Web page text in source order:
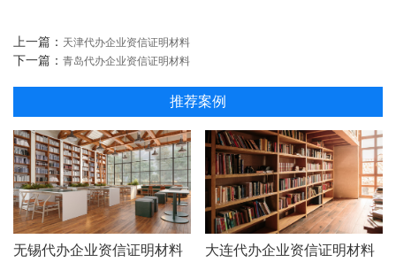
上一篇： 天津代办企业资信证明材料
下一篇： 青岛代办企业资信证明材料
推荐案例
无锡代办企业资信证明材料 大连代办企业资信证明材料